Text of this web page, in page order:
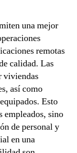
una mejor
remotas
calidad. Las
viviendas
así como
Esto
empleados, sino
de personal y
en una